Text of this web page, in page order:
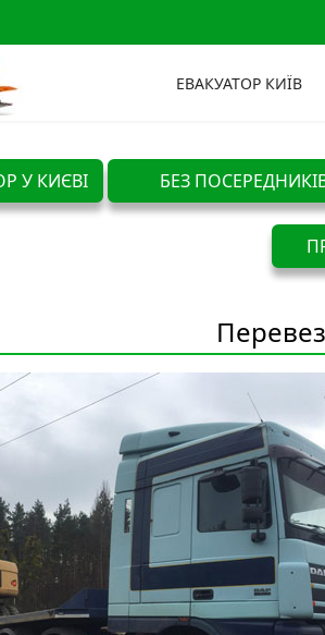
ЕВАКУАТОР КИЇВ
У КИЄВІ БЕЗ